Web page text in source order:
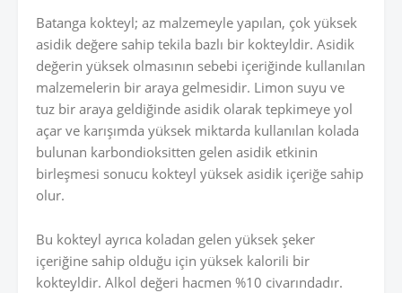
Batanga kokteyl; az malzemeyle yapılan, çok yüksek
asidik değere sahip tekila bazlı bir kokteyldir. Asidik
değerin yüksek olmasının sebebi içeriğinde kullanılan
malzemelerin bir araya gelmesidir. Limon suyu ve
tuz bir araya geldiğinde asidik olarak tepkimeye yol
açar ve karışımda yüksek miktarda kullanılan kolada
bulunan karbondioksitten gelen asidik etkinin
birleşmesi sonucu kokteyl yüksek asidik içeriğe sahip
olur.
Bu kokteyl ayrıca koladan gelen yüksek şeker
içeriğine sahip olduğu için yüksek kalorili bir
kokteyldir. Alkol değeri hacmen %10 civarındadır.